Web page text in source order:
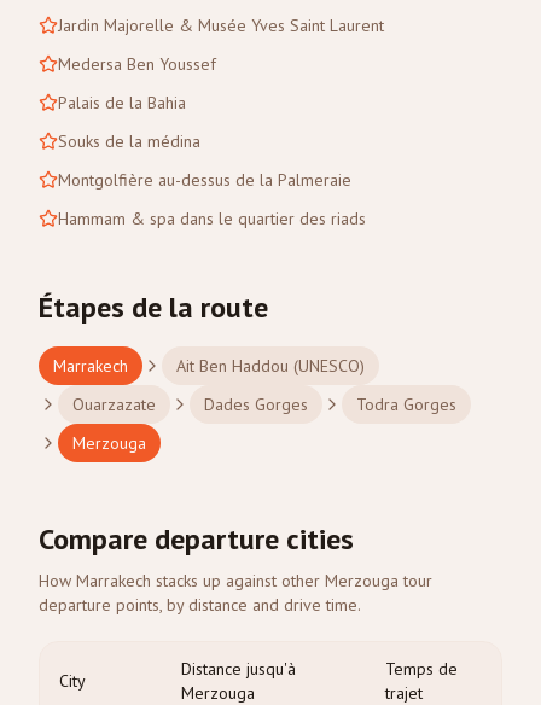
Jardin Majorelle & Musée Yves Saint Laurent
Medersa Ben Youssef
Palais de la Bahia
Souks de la médina
Montgolfière au-dessus de la Palmeraie
Hammam & spa dans le quartier des riads
Étapes de la route
Marrakech
Ait Ben Haddou (UNESCO)
Ouarzazate
Dades Gorges
Todra Gorges
Merzouga
Compare departure cities
How Marrakech stacks up against other Merzouga tour
departure points, by distance and drive time.
City
Distance jusqu'à
Merzouga
Temps de
trajet